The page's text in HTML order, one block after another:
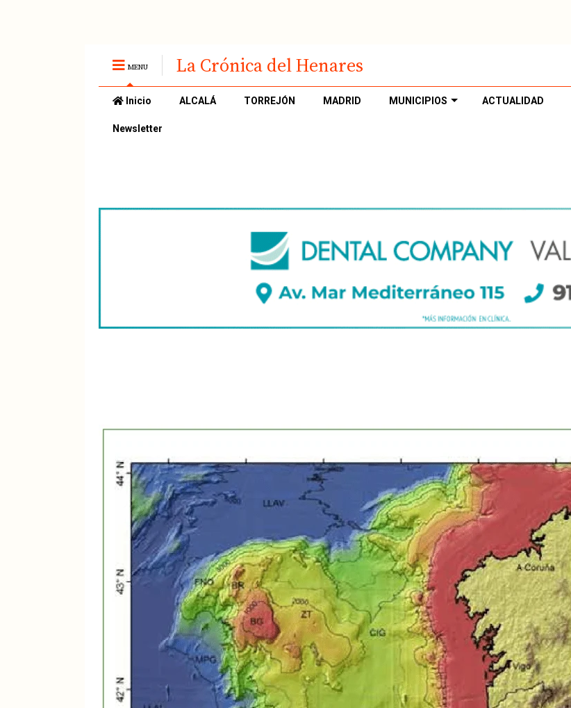
MENU La Crónica del Henares
Inicio ALCALÁ TORREJÓN MADRID MUNICIPIOS ACTUALIDAD
Newsletter